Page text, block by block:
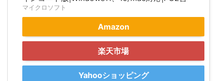
マイクロソフト
Amazon
楽天市場
Yahooショッピング